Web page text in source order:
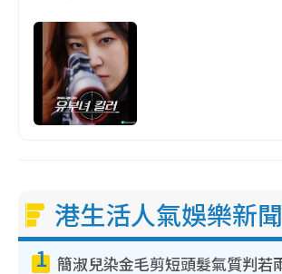
港生活人氣娛樂新聞
1